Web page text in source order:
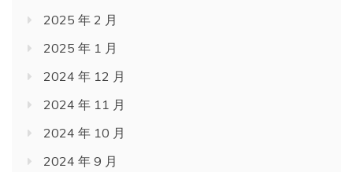
2025 年 2 月
2025 年 1 月
2024 年 12 月
2024 年 11 月
2024 年 10 月
2024 年 9 月